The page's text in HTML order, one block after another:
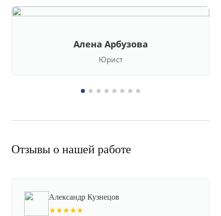
Алена Арбузова
Юрист
Отзывы о нашей работе
Александр Кузнецов
★★★★★